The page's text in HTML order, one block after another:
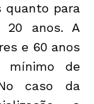
quanto para
20 anos. A
e 60 anos
mínimo de
caso da